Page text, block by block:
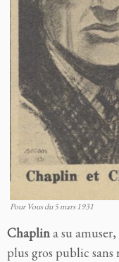
Pour Vous du 5 mars 1931
Chaplina su
plus gros public sans